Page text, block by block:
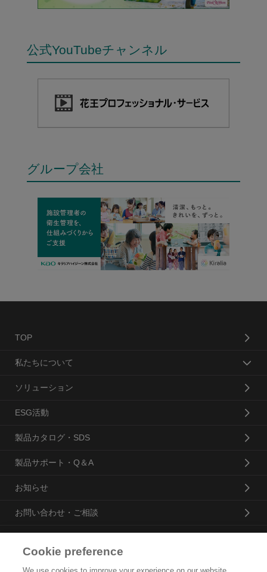
公式YouTubeチャンネル
グループ会社
TOP
私たちについて
ソリューション
ESG活動
製品カタログ・SDS
製品サポート・Q＆A
お知らせ
お問い合わせ・ご相談
Cookie preference